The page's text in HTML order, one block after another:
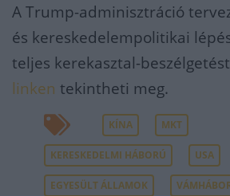
A Trump-adminisztráció
és kereskedelempolitikai
teljes kerekasztal-
linken tekintheti meg.
KÍNA MKT
KERESKEDELMI HÁBORÚ USA
EGYESÜLT ÁLLAMOK